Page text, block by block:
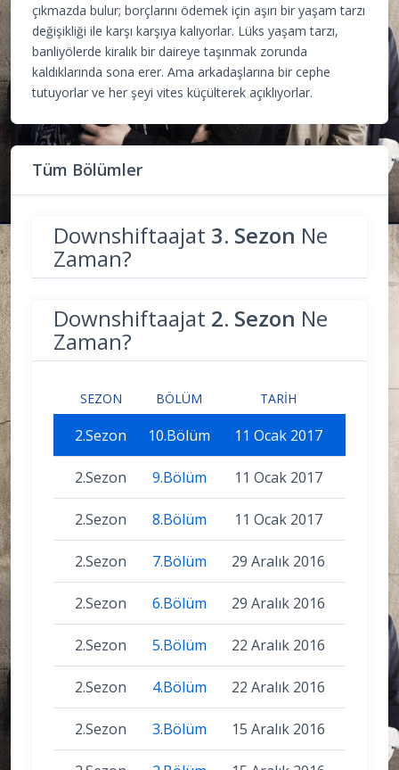
çıkmazda bulur; borçlarını ödemek için aşırı bir yaşam tarzı
değişikliği ile karşı karşıya kalıyorlar. Lüks yaşam tarzı,
banliyölerde kiralık bir daireye taşınmak zorunda
kaldıklarında sona erer. Ama arkadaşlarına bir cephe
tutuyorlar ve her şeyi vites küçülterek açıklıyorlar.
Tüm Bölümler
Downshiftaajat 3. Sezon Ne
Zaman?
Downshiftaajat 2. Sezon Ne
Zaman?
SEZON BÖLÜM TARIH
2.Sezon 10.Bölüm 11 Ocak 2017
2.Sezon 9.Bölüm 11 Ocak 2017
2.Sezon 8.Bölüm 11 Ocak 2017
2.Sezon 7.Bölüm 29 Aralık 2016
2.Sezon 6.Bölüm 29 Aralık 2016
2.Sezon 5.Bölüm 22 Aralık 2016
2.Sezon 4.Bölüm 22 Aralık 2016
2.Sezon 3.Bölüm 15 Aralık 2016